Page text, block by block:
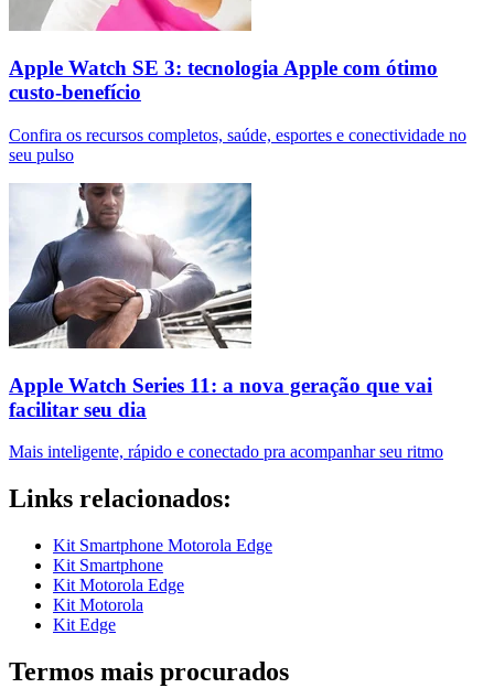
Apple Watch SE 3: tecnologia Apple com ótimo
custo-benefício
Confira os recursos completos, saúde, esportes e conectividade no
seu pulso
Apple Watch Series 11: a nova geração que vai
facilitar seu dia
Mais inteligente, rápido e conectado pra acompanhar seu ritmo
Links relacionados:
Kit Smartphone Motorola Edge
Kit Smartphone
Kit Motorola Edge
Kit Motorola
Kit Edge
Termos mais procurados